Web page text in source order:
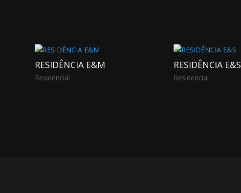
RESIDÊNCIA E&M
Residencial
RESIDÊNCIA E&S
Residencial